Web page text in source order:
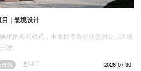
目 | 筑境设计
绝的布局模式，本项目将办公业态的公共区域
发。
建筑 1417 2026-07-30